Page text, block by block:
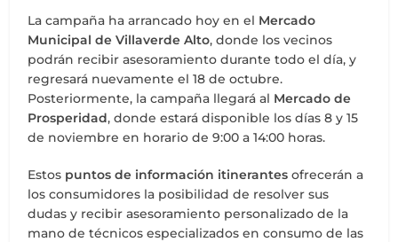
La campaña ha arrancado hoy en el Mercado
Municipal de Villaverde Alto, donde los vecinos
podrán recibir asesoramiento durante todo el día, y
regresará nuevamente el 18 de octubre.
Posteriormente, la campaña llegará al Mercado de
Prosperidad, donde estará disponible los días 8 y 15
de noviembre en horario de 9:00 a 14:00 horas.
Estos puntos de información itinerantes ofrecerán a
los consumidores la posibilidad de resolver sus
dudas y recibir asesoramiento personalizado de la
mano de técnicos especializados en consumo de las